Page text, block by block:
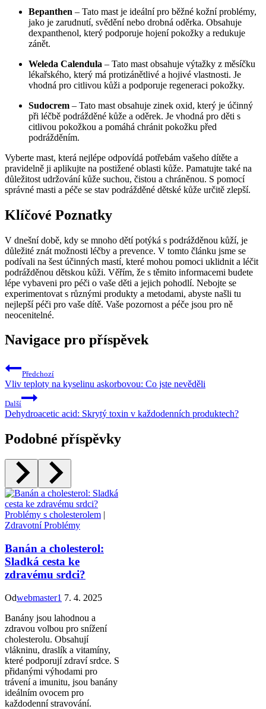
Bepanthen – Tato mast je ideální pro běžné kožní problémy,
jako je zarudnutí, svědění nebo drobná oděrka. Obsahuje
dexpanthenol, který podporuje hojení pokožky a redukuje
zánět.
Weleda Calendula – Tato mast obsahuje výtažky z měsíčku
lékařského, který má protizánětlivé a hojivé vlastnosti. Je
vhodná pro citlivou kůži a podporuje regeneraci pokožky.
Sudocrem – Tato mast obsahuje zinek oxid, který je účinný
při léčbě podrážděné kůže a oděrek. Je vhodná pro děti s
citlivou pokožkou a pomáhá chránit pokožku před
podrážděním.
Vyberte mast, která nejlépe odpovídá potřebám vašeho dítěte a
pravidelně ji aplikujte na postižené oblasti kůže. Pamatujte také na
důležitost udržování kůže suchou, čistou a chráněnou. S pomocí
správné masti a péče se stav podrážděné dětské kůže určitě zlepší.
Klíčové Poznatky
V dnešní době, kdy se mnoho dětí potýká s podrážděnou kůží, je
důležité znát možnosti léčby a prevence. V tomto článku jsme se
podívali na šest účinných mastí, které mohou pomoci uklidnit a léčit
podrážděnou dětskou kůži. Věřím, že s těmito informacemi budete
lépe vybaveni pro péči o vaše děti a jejich pohodlí. Nebojte se
experimentovat s různými produkty a metodami, abyste našli tu
nejlepší péči pro vaše dítě. Vaše pozornost a péče jsou pro ně
neocenitelné.
Navigace pro příspěvek
Předchozí
Vliv teploty na kyselinu askorbovou: Co jste nevěděli
Další
Dehydroacetic acid: Skrytý toxin v každodenních produktech?
Podobné příspěvky
Problémy s cholesterolem |
Zdravotní Problémy
Banán a cholesterol:
Sladká cesta ke
zdravému srdci?
Odwebmaster1 7. 4. 2025
Banány jsou lahodnou a
zdravou volbou pro snížení
cholesterolu. Obsahují
vlákninu, draslík a vitamíny,
které podporují zdraví srdce. S
přidanými výhodami pro
trávení a imunitu, jsou banány
ideálním ovocem pro
každodenní stravování.